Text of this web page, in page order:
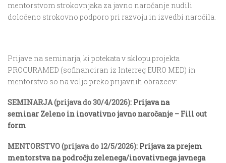
mentorstvom strokovnjaka za javno naročanje nudili
določeno strokovno podporo pri razvoju in izvedbi naročila.
Prijave na seminarja, ki potekata v sklopu projekta
PROCURAMED (sofinanciran iz Interreg EURO MED) in
mentorstvo so na voljo preko prijavnih obrazcev:
SEMINARJA (prijava do 30/4/2026): Prijava na
seminar Zeleno in inovativno javno naročanje – Fill out
form
MENTORSTVO (prijava do 12/5/2026): Prijava za prejem
mentorstva na področju zelenega/inovativnega javnega